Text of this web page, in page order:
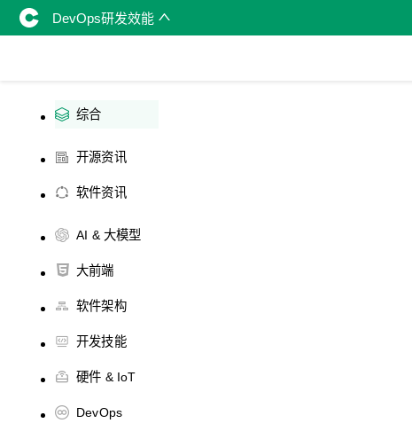
DevOps研发效能
综合
开源资讯
软件资讯
AI & 大模型
大前端
软件架构
开发技能
硬件 & IoT
DevOps